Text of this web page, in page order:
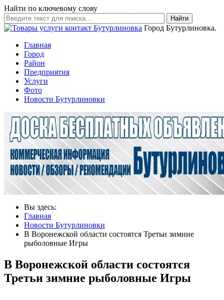
Найти по ключевому слову
Найти
Город Бутурлиновка.
Главная
Город
Район
Предприятия
Услуги
Фото
Новости Бутурлиновки
Вы здесь:
Главная
Новости Бутурлиновки
В Воронежской области состоятся Третьи зимние
рыболовные Игры
В Воронежской области состоятся
Третьи зимние рыболовные Игры